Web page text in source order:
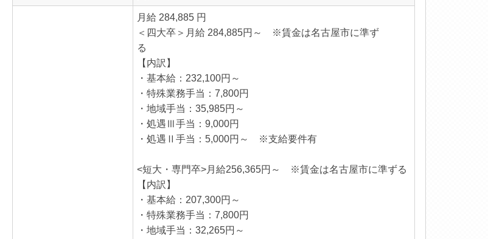
月給 284,885 円
＜四大卒＞月給 284,885円～ ※賃金は名古屋市に準ず
る
【内訳】
・基本給：232,100円～
・特殊業務手当：7,800円
・地域手当：35,985円～
・処遇Ⅲ手当：9,000円
・処遇Ⅱ手当：5,000円～ ※支給要件有
<短大・専門卒>月給256,365円～ ※賃金は名古屋市に準ずる
【内訳】
・基本給：207,300円～
・特殊業務手当：7,800円
・地域手当：32,265円～